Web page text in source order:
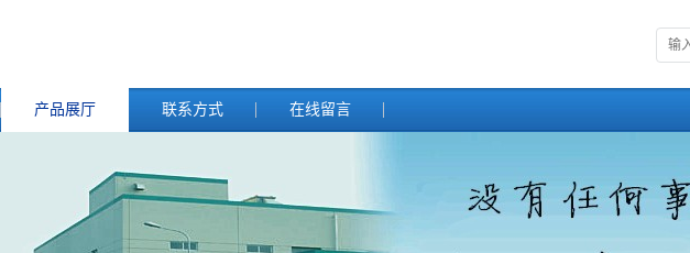
产品展厅 联系方式 在线留言